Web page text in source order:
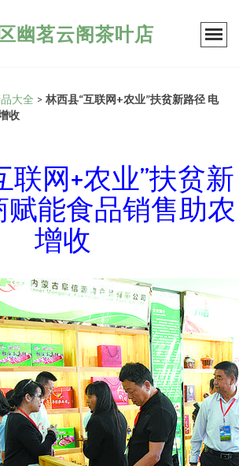
幽茗云阁茶叶店
大全 > 林西县“互联网+农业”扶贫新路径 电
收
联网+农业”扶贫新
赋能食品销售助农
增收